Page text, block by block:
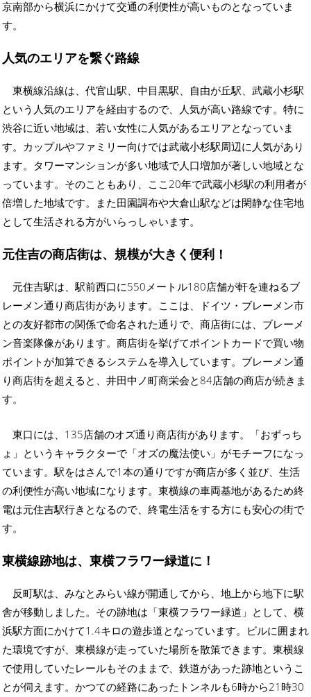
京南部から横浜にかけて交通の利便性が高いものとなっていま
す。
人気のエリアを繋ぐ路線
東横線沿線は、代官山駅、中目黒駅、自由が丘駅、武蔵小杉駅
という人気のエリアを経由するので、人気が高い路線です。特に
渋谷に近い地域は、若い女性に人気があるエリアとなっていま
す。カップルやファミリー向けでは武蔵小杉駅周辺に人気があり
ます。タワーマンションが多い地域で人口増加が著しい地域とな
っています。そのこともあり、ここ20年で武蔵小杉駅の利用者が
倍増した地域です。また田園調布や大倉山駅などは閑静な住宅地
として生活される方がいらっしゃいます。
元住吉の商店街は、規模が大きく便利！
元住吉駅は、駅前西口に550メートル180店舗が軒を連ねるブ
レーメン通り商店街があります。ここは、ドイツ・ブレーメン市
との友好都市の関係で命名された通りで、商店街には、ブレーメ
ン音楽隊像があります。商店街を挙げてポイントカードで買い物
ポイントが加算できるシステムを導入しています。ブレーメン通
り商店街を超えると、井田中ノ町商栄会と84店舗の商店が続きま
す。
東口には、135店舗のオズ通り商店街があります。「おずっち
ょ」というキャラクターで「オズの魔法使い」がモチーフになっ
ています。駅をはさんで1本の通りですが商店が多く並び、生活
の利便性が高い地域になります。東横線の車両基地があるため終
電は元住吉駅行きとなるので、終電生活をする方にも安心の街で
す。
東横線跡地は、東横フラワー緑道に！
反町駅は、みなとみらい線が開通してから、地上から地下に駅
舎が移動しました。その跡地は「東横フラワー緑道」として、横
浜駅方面にかけて1.4キロの遊歩道となっています。ビルに囲まれ
た環境ですが、東横線が走っていた場所を散策できます。東横線
で使用していたレールもそのままで、鉄道があった跡地というこ
とが伺えます。かつての経路にあったトンネルも6時から21時30